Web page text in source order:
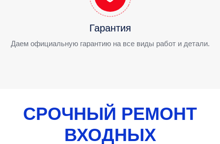
Гарантия
Даем официальную гарантию на все виды работ и детали.
СРОЧНЫЙ РЕМОНТ
ВХОДНЫХ